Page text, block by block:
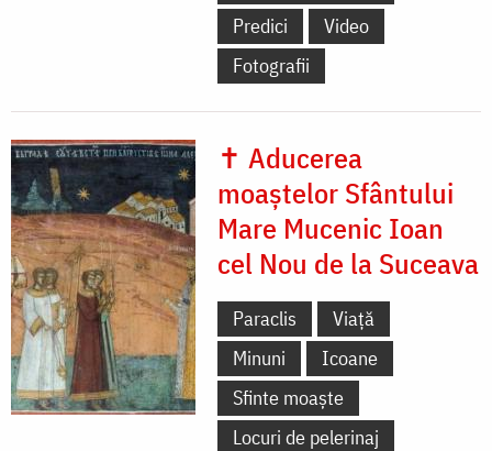
Predici
Video
Fotografii
✝ Aducerea
moaștelor Sfântului
Mare Mucenic Ioan
cel Nou de la Suceava
Paraclis
Viață
Minuni
Icoane
Sfinte moaște
Locuri de pelerinaj